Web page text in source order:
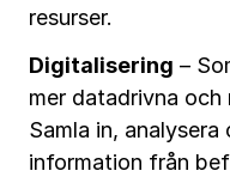
resurser.
Digitalisering –
mer datadrivna och
Samla in,
information från